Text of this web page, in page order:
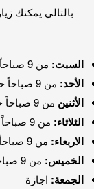
بالتالي يمكنك
السبت: من 9 صباحاً حتي 5 مساءً
الأحد: من 9 صباحاً حتي 5 مساءً
الأثنين من 9 صباحاً حتي 5 مساءً
الثلاثاء: من 9 صباحاً حتي 5 مساءً
الاربعاء: من 9 صباحاً حتي 5 مساءً
الخميس: من 9 صباحاً حتي 5 مساءً
الجمعة: اجازة